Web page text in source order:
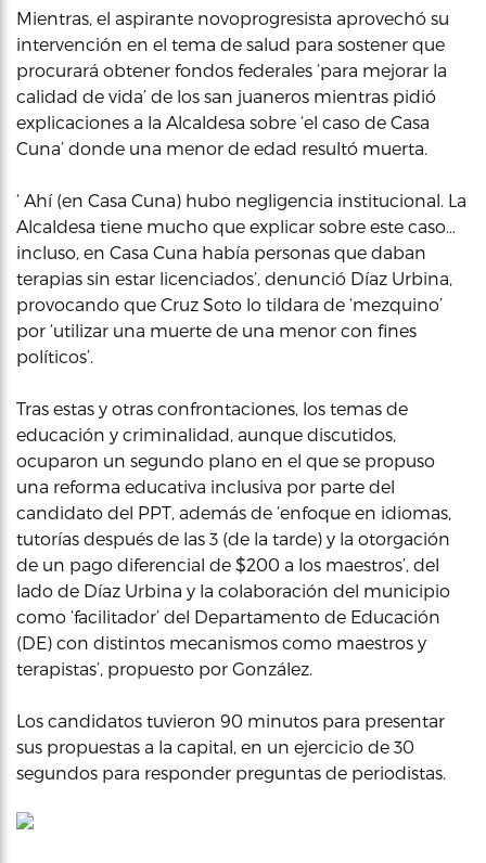
Mientras, el aspirante novoprogresista aprovechó su
intervención en el tema de salud para sostener que
procurará obtener fondos federales ‘para mejorar la
calidad de vida’ de los san juaneros mientras pidió
explicaciones a la Alcaldesa sobre ‘el caso de Casa
Cuna’ donde una menor de edad resultó muerta.
‘ Ahí (en Casa Cuna) hubo negligencia institucional. La
Alcaldesa tiene mucho que explicar sobre este caso…
incluso, en Casa Cuna había personas que daban
terapias sin estar licenciados’, denunció Díaz Urbina,
provocando que Cruz Soto lo tildara de ‘mezquino’
por ‘utilizar una muerte de una menor con fines
políticos’.
Tras estas y otras confrontaciones, los temas de
educación y criminalidad, aunque discutidos,
ocuparon un segundo plano en el que se propuso
una reforma educativa inclusiva por parte del
candidato del PPT, además de ‘enfoque en idiomas,
tutorías después de las 3 (de la tarde) y la otorgación
de un pago diferencial de $200 a los maestros’, del
lado de Díaz Urbina y la colaboración del municipio
como ‘facilitador’ del Departamento de Educación
(DE) con distintos mecanismos como maestros y
terapistas’, propuesto por González.
Los candidatos tuvieron 90 minutos para presentar
sus propuestas a la capital, en un ejercicio de 30
segundos para responder preguntas de periodistas.